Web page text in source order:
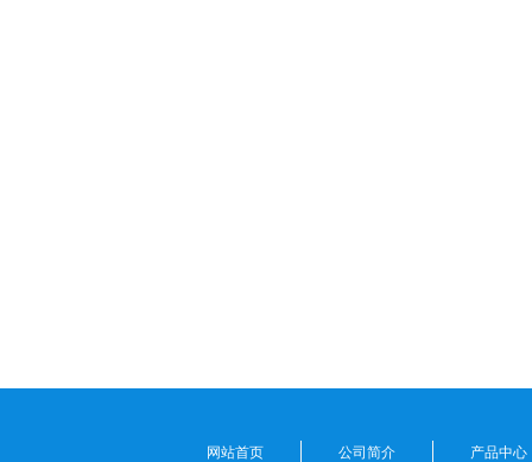
网站首页 公司简介 产品中心